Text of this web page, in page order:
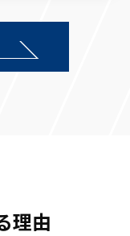
理由